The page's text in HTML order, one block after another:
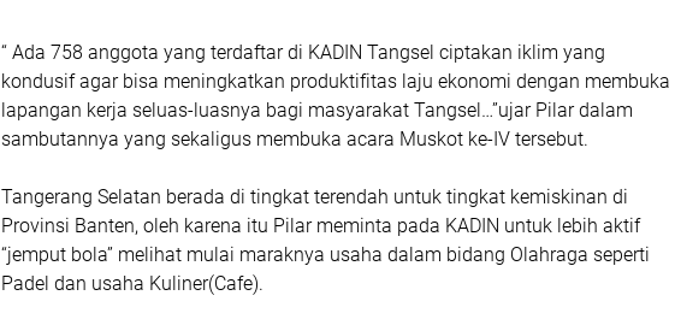
“ Ada 758 anggota yang terdaftar di KADIN Tangsel ciptakan iklim yang
kondusif agar bisa meningkatkan produktifitas laju ekonomi dengan membuka
lapangan kerja seluas-luasnya bagi masyarakat Tangsel…”ujar Pilar dalam
sambutannya yang sekaligus membuka acara Muskot ke-IV tersebut.
Tangerang Selatan berada di tingkat terendah untuk tingkat kemiskinan di
Provinsi Banten, oleh karena itu Pilar meminta pada KADIN untuk lebih aktif
“jemput bola” melihat mulai maraknya usaha dalam bidang Olahraga seperti
Padel dan usaha Kuliner(Cafe).